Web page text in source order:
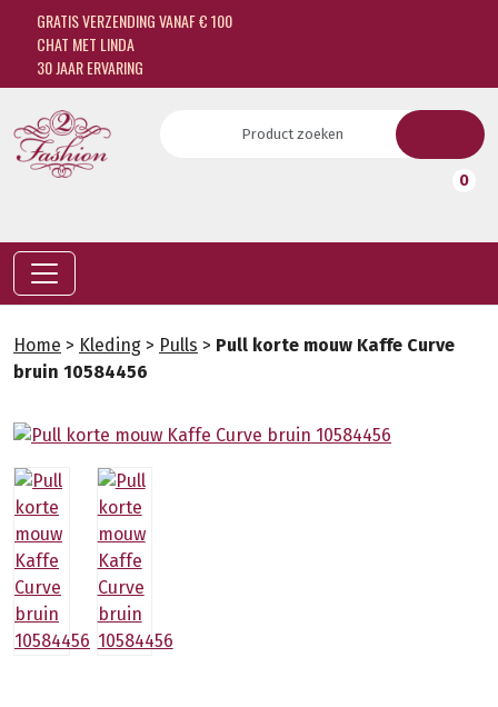
GRATIS VERZENDING VANAF € 100
CHAT MET LINDA
30 JAAR ERVARING
0
Home > Kleding > Pulls > Pull korte mouw Kaffe Curve
bruin 10584456